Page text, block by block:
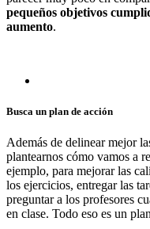
pequeños objetivos
aumento.
Busca un plan de acción
Además de delinear mejor
plantearnos cómo vamos a
ejemplo, para mejorar las
los ejercicios, entregar las
preguntar a los profesores
en clase. Todo eso es un